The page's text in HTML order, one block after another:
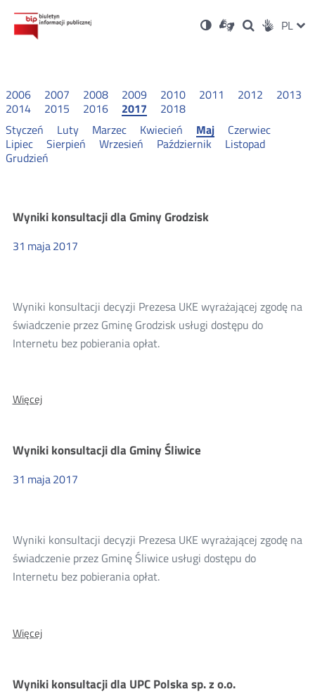
Ustawienia
Wersja
kontrastowa
Dla
niesłyszących
OtwórzOtwórz
w
Otwórz
w
Social PL
2006 2007 2008 2009 2010 2011 2012
2013
2014
2015 2016 2017
2018
Styczeń
Luty Marzec Kwiecień Maj
Czerwiec
Lipiec
Sierpień Wrzesień Październik
Listopad
Grudzień
Wyniki
konsultacji
Wyniki konsultacji dla Gminy Grodzisk
31 maja2017
Wyniki konsultacji decyzji Prezesa UKE wyrażającej zgodę na
świadczenie przez Gminę Grodzisk usługi dostępu do
Internetu bez pobierania opłat.
WięcejO:
Gminy
Wyniki konsultacji dla Gminy Śliwice
31 maja2017
Wyniki konsultacji decyzji Prezesa UKE wyrażającej zgodę na
świadczenie przez Gminę Śliwice usługi dostępu do
Internetu bez pobierania opłat.
WięcejO:
Gminy
Wyniki konsultacji dla UPC Polska sp. z o.o.